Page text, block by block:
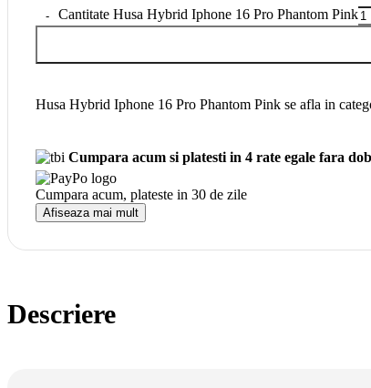
Apple Watch
Vezi
Suporti Telefon
Suporti Telefon Stand
Vezi
Vezi
Cantitate Husa Hybrid Iphone 16 Pro Phantom Pink
Husa Hybrid Iphone 16 Pro Phantom Pink se afla in
Cumpara acum si platesti in 4 rate egale fara
Cumpara acum, plateste in 30 de zile
Afiseaza mai mult
Descriere